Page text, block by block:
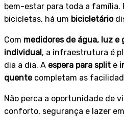
bem-estar para toda a família.
bicicletas, há um bicicletário
Com medidores de água, luz e
individual, a infraestrutura é
dia a dia. A espera para split e
quentecompletam as
Não perca a oportunidade de
conforto, segurança e lazer